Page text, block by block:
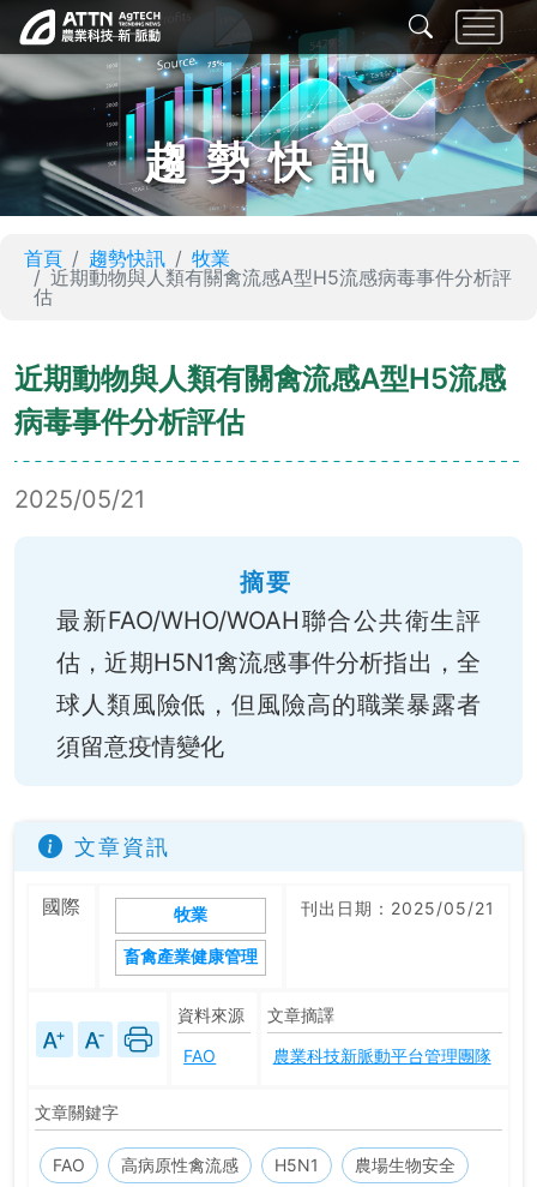
趨勢快訊
首頁 趨勢快訊
牧業
近期動物與人類有關禽流感A型H5流感病毒事件分析評
估
近期動物與人類有關禽流感A型H5流感
病毒事件分析評估
2025/05/21
摘要
最新FAO/WHO/WOAH聯合公共衛生評
估，近期H5N1禽流感事件分析指出，全
球人類風險低，但風險高的職業暴露者
須留意疫情變化
文章資訊
國際 牧業
畜禽產業健康管理
刊出日期：2025/05/21
資料來源
FAO
文章摘譯
農業科技新脈動平台管理團隊
文章關鍵字
FAO 高病原性禽流感 H5N1 農場生物安全